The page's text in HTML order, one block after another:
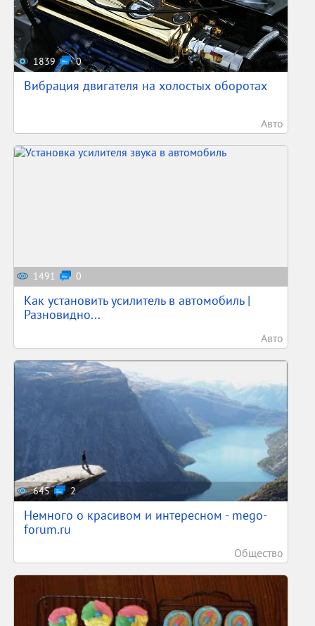
1839 0
Вибрация двигателя на холостых оборотах
Авто
1491 0
Как установить усилитель в автомобиль |
Разновидно...
Авто
645 2
Немного о красивом и интересном - mego-
forum.ru
Общество